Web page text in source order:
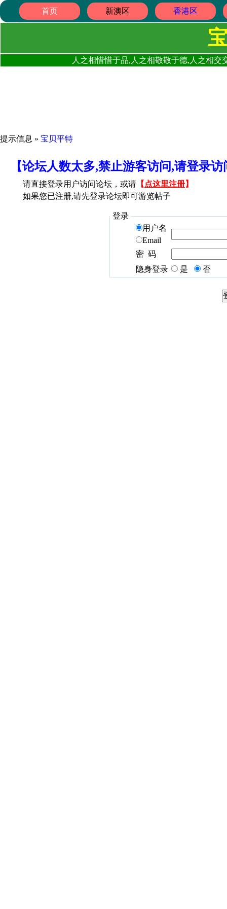
首页 新澳区 香港区
人之相惜惜于品,人之相敬敬于德,人之相
提示信息 » 宝贝平特
【论坛人数太多,禁止游客访问,请登录
请直接登录用户访问论坛，或请 【 点这里注册】
如果您已注册,请先登录论坛即可游览帖子
登录
用户名
Email
密 码
隐身登录
是 否